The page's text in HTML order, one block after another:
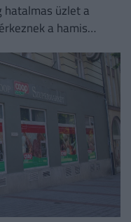
hatalmas üzlet a
a hamis